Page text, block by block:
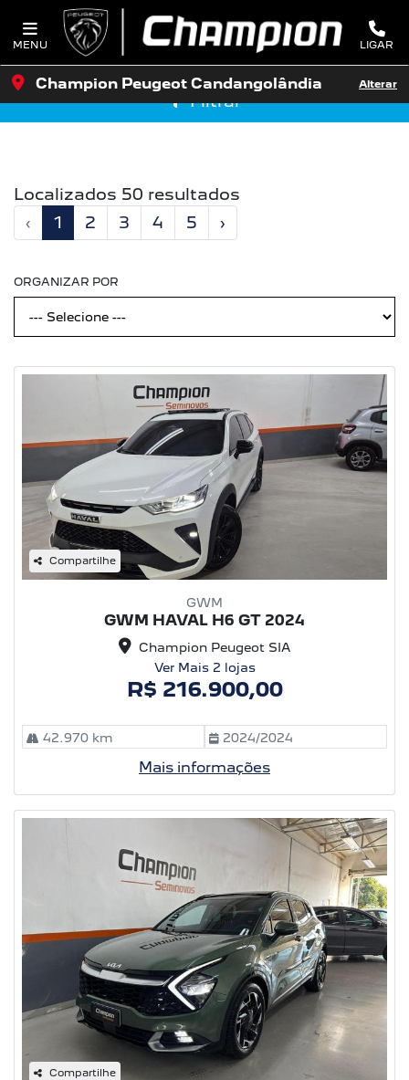
MENU LIGAR
Champion Peugeot Candangolândia Alterar
Localizados 50 resultados
‹
1 2 3 4 5 ›
Filtrar
ORGANIZAR POR
Compartilhe
GWM
GWM HAVAL H6 GT 2024
Champion Peugeot SIA
Ver Mais 2 lojas
R$ 216.900,00
42.970 km 2024/2024
Mais informações
Compartilhe